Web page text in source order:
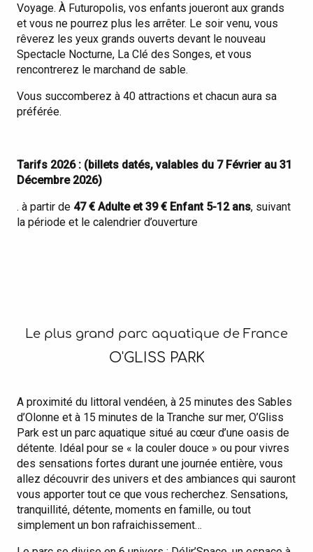
Voyage. À Futuropolis, vos enfants joueront aux grands
et vous ne pourrez plus les arrêter. Le soir venu, vous
rêverez les yeux grands ouverts devant le nouveau
Spectacle Nocturne, La Clé des Songes, et vous
rencontrerez le marchand de sable.
Vous succomberez à 40 attractions et chacun aura sa
préférée.
Tarifs 2026 : (billets datés, valables du 7 Février au 31
Décembre 2026)
. à partir de 47 € Adulte et 39 € Enfant 5-12 ans, suivant
la période et le calendrier d’ouverture
Le plus grand parc aquatique de France
O'GLISS PARK
A proximité du littoral vendéen, à 25 minutes des Sables
d’Olonne et à 15 minutes de la Tranche sur mer, O’Gliss
Park est un parc aquatique situé au cœur d’une oasis de
détente. Idéal pour se « la couler douce » ou pour vivres
des sensations fortes durant une journée entière, vous
allez découvrir des univers et des ambiances qui sauront
vous apporter tout ce que vous recherchez. Sensations,
tranquillité, détente, moments en famille, ou tout
simplement un bon rafraichissement…